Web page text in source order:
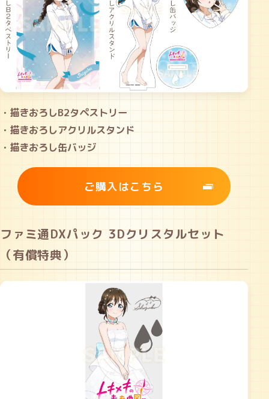
・描きおろしB2タペストリー
・描きおろしアクリルスタンド
・描きおろし缶バッジ
ご購入はこちら
ファミ通DXパック 3Dクリスタルセット
（有償特典）